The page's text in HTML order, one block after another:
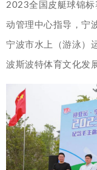
2023全国皮艇球锦标
动管理中心指导，宁
宁波市水上（游泳）
波斯波特体育文化发